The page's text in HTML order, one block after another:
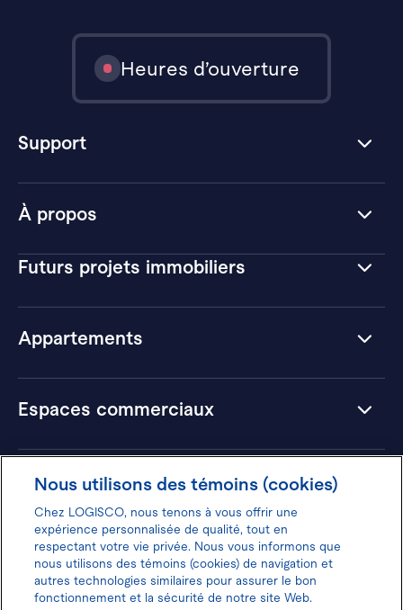
À propos
Futurs projets immobiliers
Appartements
Espaces commerciaux
Hôtels
Heures d’ouverture
Support
Donnez votre avis pour gagner 100$
Nous utilisons des témoins (cookies)
Chez LOGISCO, nous tenons à vous offrir une
expérience personnalisée de qualité, tout en
respectant votre vie privée. Nous vous informons que
nous utilisons des témoins (cookies) de navigation et
autres technologies similaires pour assurer le bon
fonctionnement et la sécurité de notre site Web.